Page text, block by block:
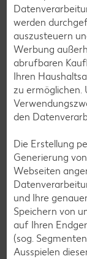
Salat-Rezepte
Spargel-
Fleisch-
Fisch-Rezepte
Geflügel-
Lamm-
Muffin-
Apfelkuchen-
Torten-
Eis-Rezepte
werden
auszusteuern
Werbung
abrufbaren
Ihren
zu ermöglichen.
den
Die Erstellung
Generierung
Webseiten
und Ihre
Speichern von
auf Ihren
(sog.
Ausspielen